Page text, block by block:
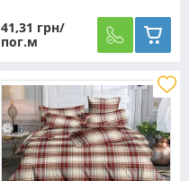
41,31 грн/
пог.м